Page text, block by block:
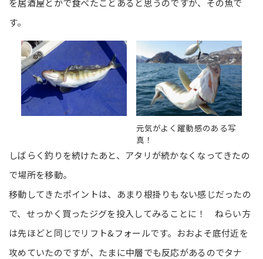
を居酒屋とかで食べたことあると思うのですが、その魚で
す。
元気がよく躍動感のある写
真！
しばらく釣りを続けたあと、アタリが続かなくなってきたの
で場所を移動。
移動してきたポイントは、あまり根掛りもない感じだったの
で、せっかく買ったジグを投入してみることに！ ねらい方
は先ほどと同じでリフト&フォールです。おおよそ底付近を
攻めていたのですが、たまに中層でも反応があるのでタナ